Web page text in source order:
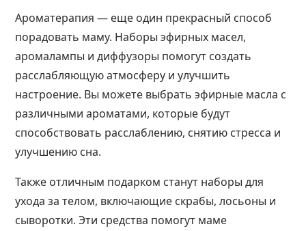
Ароматерапия — еще один прекрасный способ
порадовать маму. Наборы эфирных масел,
аромалампы и диффузоры помогут создать
расслабляющую атмосферу и улучшить
настроение. Вы можете выбрать эфирные масла с
различными ароматами, которые будут
способствовать расслаблению, снятию стресса и
улучшению сна.
Также отличным подарком станут наборы для
ухода за телом, включающие скрабы, лосьоны и
сыворотки. Эти средства помогут маме